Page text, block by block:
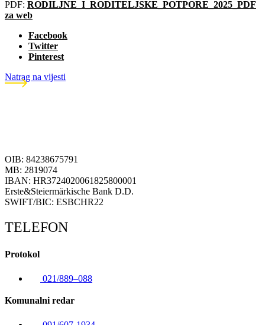
PDF: RODILJNE_I_RODITELJSKE_POTPORE_2025_PDF
za web
Facebook
Twitter
Pinterest
Natrag na vijesti
OIB: 84238675791
MB: 2819074
IBAN: HR3724020061825800001
Erste&Steiermärkische Bank D.D.
SWIFT/BIC: ESBCHR22
TELEFON
Protokol
021/889–088
Komunalni redar